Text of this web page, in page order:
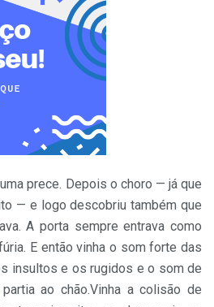
prece. Depois o choro — já que
— e logo descobriu também que
A porta sempre entrava como
E então vinha o som forte das
insultos e os rugidos e o som de
ao chão.Vinha a colisão de